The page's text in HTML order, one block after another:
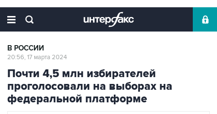
В РОССИИ
20:56, 17 марта 2024
Почти 4,5 млн избирателей
проголосовали на выборах на
федеральной платформе